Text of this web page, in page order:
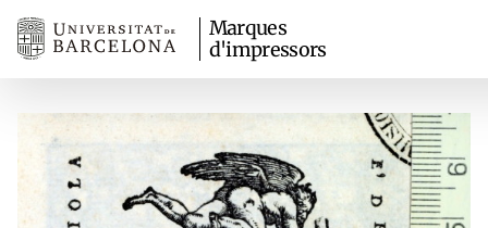
Marques
d'impressors